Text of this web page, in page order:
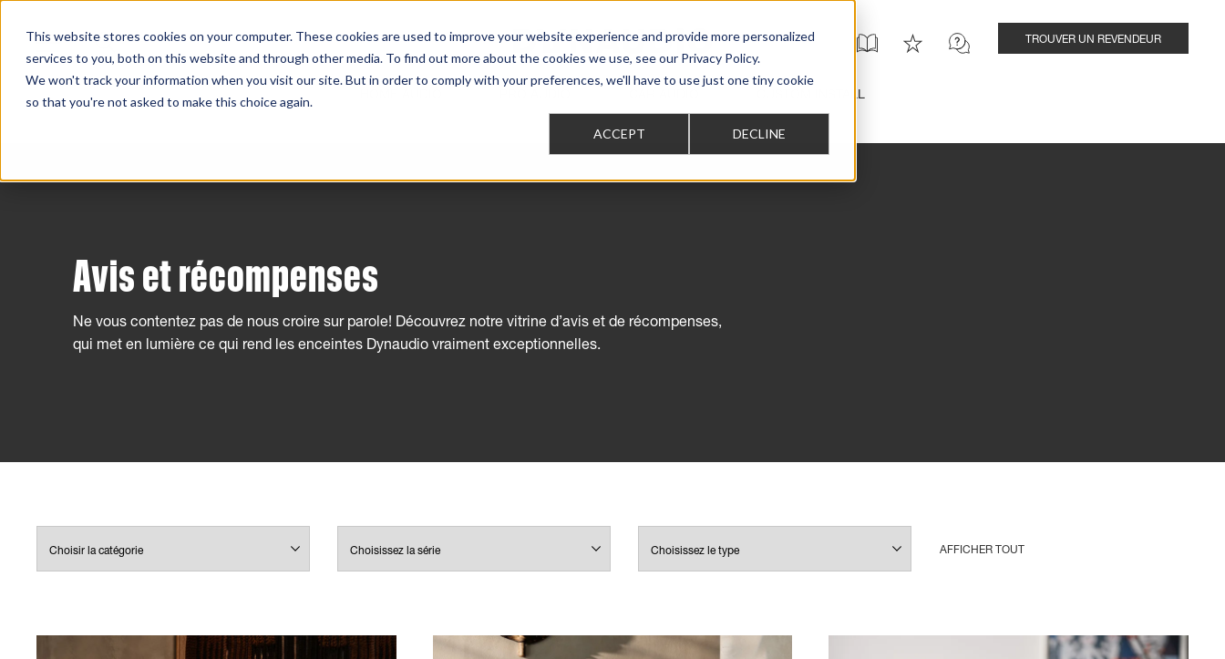
This website stores cookies on your computer. These cookies are used to improve your website experience and provide more personalized
services to you, both on this website and through other media. To find out more about the cookies we use, see our Privacy Policy.
We won't track your information when you visit our site. But in order to comply with your preferences, we'll have to use just one tiny cookie
so that you're not asked to make this choice again.
ACCEPT DECLINE
TROUVER UN REVENDEUR
CUSTOM INSTALL
Avis et récompenses
Ne vous contentez pas de nous croire sur parole! Découvrez notre vitrine d’avis et de récompenses,
qui met en lumière ce qui rend les enceintes Dynaudio vraiment exceptionnelles.
AFFICHER TOUT